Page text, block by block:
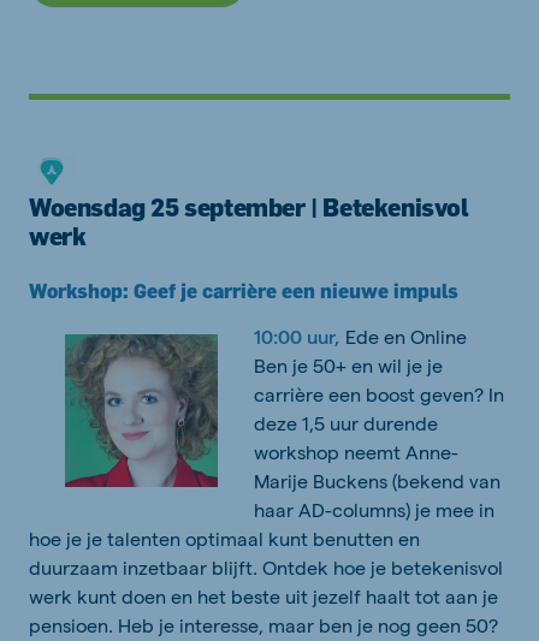
Woensdag 25 september | Betekenisvol
werk
Workshop: Geef je carrière een nieuwe impuls
10:00 uur, Ede en Online
Ben je 50+ en wil je je
carrière een boost geven? In
deze 1,5 uur durende
workshop neemt Anne-
Marije Buckens (bekend van
haar AD-columns) je mee in
hoe je je talenten optimaal kunt benutten en
duurzaam inzetbaar blijft. Ontdek hoe je betekenisvol
werk kunt doen en het beste uit jezelf haalt tot aan je
pensioen. Heb je interesse, maar ben je nog geen 50?